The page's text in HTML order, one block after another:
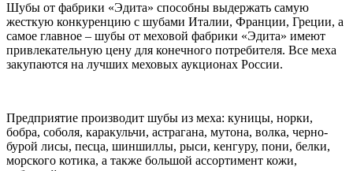
Шубы от фабрики «Эдита» способны выдержать самую
жесткую конкуренцию с шубами Италии, Франции, Греции, а
самое главное – шубы от меховой фабрики «Эдита» имеют
привлекательную цену для конечного потребителя. Все меха
закупаются на лучших меховых аукционах России.
Предприятие производит шубы из меха: куницы, норки,
бобра, соболя, каракульчи, астрагана, мутона, волка, черно-
бурой лисы, песца, шиншиллы, рыси, кенгуру, пони, белки,
морского котика, а также большой ассортимент кожи,